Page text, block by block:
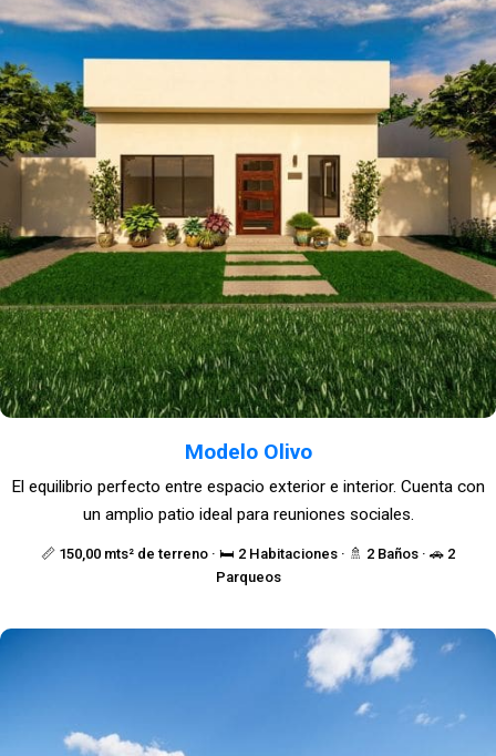
Modelo Olivo
📏 150,00 mts² de terreno · 🛏️ 2 Habitaciones · 🚿 2 Baños · 🚗 2
Parqueos
El equilibrio perfecto entre espacio exterior e interior. Cuenta con
un amplio patio ideal para reuniones sociales.